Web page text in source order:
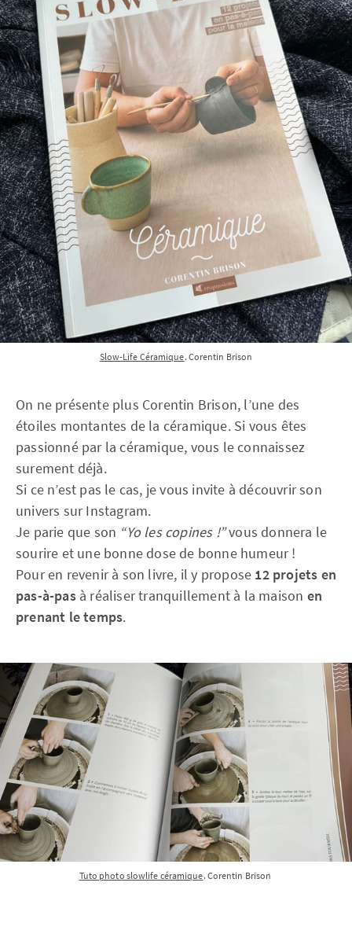
Slow-Life Céramique. Corentin Brison
On ne présente plus Corentin Brison, l’une des
étoiles montantes de la céramique. Si vous êtes
passionné par la céramique, vous le connaissez
surement déjà.
Si ce n’est pas le cas, je vous invite à découvrir son
univers sur Instagram.
Je parie que son “Yo les copines !”vous donnera le
sourire et une bonne dose de bonne humeur !
Pour en revenir à son livre, il y propose 12 projets en
pas-à-pasà réaliser tranquillement à la maison en
prenant le temps.
Tuto photo slowlife céramique. Corentin Brison